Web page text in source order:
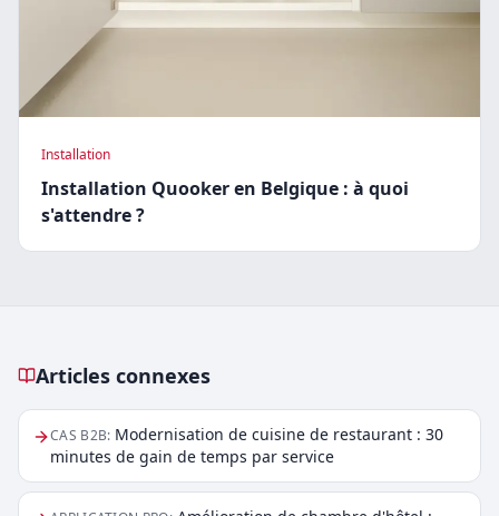
Installation
Installation Quooker en Belgique : à quoi
s'attendre ?
Articles connexes
Articles connexes
CAS B2B: Modernisation de cuisine de restaurant : 30
minutes de gain de temps par service